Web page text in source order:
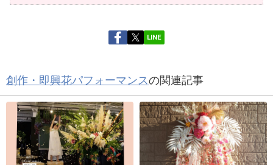
LINE
創作・即興花パフォーマンスの関連記事